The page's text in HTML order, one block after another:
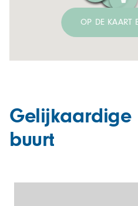
OP DE KAART
Gelijkaardige
buurt